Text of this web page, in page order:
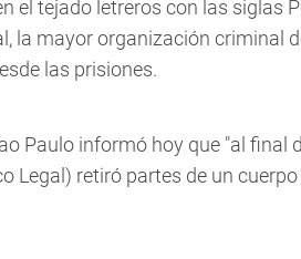
el tejado letreros con las siglas
la mayor organización criminal
las prisiones.
Paulo informó hoy que "al final
Legal) retiró partes de un